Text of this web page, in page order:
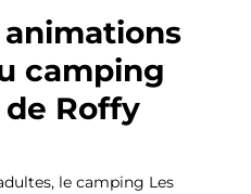
camping
de Roffy
le camping Les